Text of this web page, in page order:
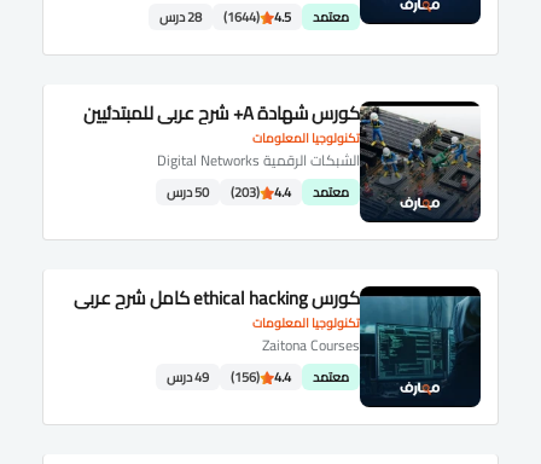
معتمد 4.5
(1644) 28 درس
تكنولوجيا المعلومات
كورس شهادة A+ شرح عربى للمبتدئيين
الشبكات الرقمية Digital Networks
معتمد 4.4
(203) 50 درس
تكنولوجيا المعلومات
كورس ethical hacking كامل شرح عربى
Zaitona Courses
معتمد 4.4
(156) 49 درس